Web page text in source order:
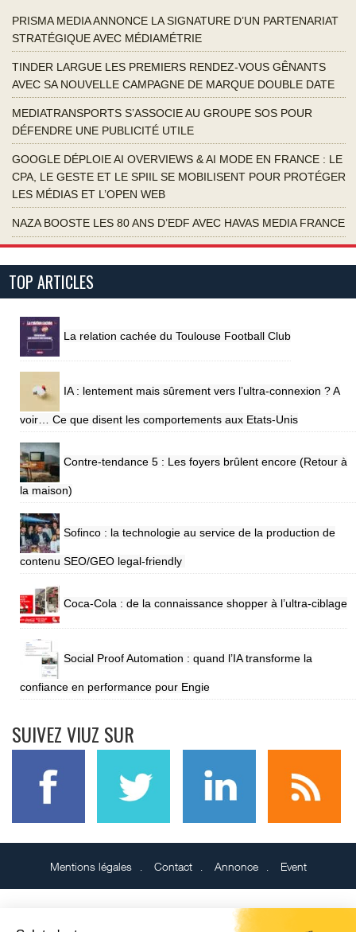
PRISMA MEDIA ANNONCE LA SIGNATURE D’UN PARTENARIAT
STRATÉGIQUE AVEC MÉDIAMÉTRIE
TINDER LARGUE LES PREMIERS RENDEZ-VOUS GÊNANTS
AVEC SA NOUVELLE CAMPAGNE DE MARQUE DOUBLE DATE
MEDIATRANSPORTS S’ASSOCIE AU GROUPE SOS POUR
DÉFENDRE UNE PUBLICITÉ UTILE
GOOGLE DÉPLOIE AI OVERVIEWS & AI MODE EN FRANCE : LE
CPA, LE GESTE ET LE SPIIL SE MOBILISENT POUR PROTÉGER
LES MÉDIAS ET L’OPEN WEB
NAZA BOOSTE LES 80 ANS D’EDF AVEC HAVAS MEDIA FRANCE
TOP ARTICLES
La relation cachée du Toulouse Football Club
IA : lentement mais sûrement vers l’ultra-connexion ? A
voir… Ce que disent les comportements aux Etats-Unis
Contre-tendance 5 : Les foyers brûlent encore (Retour à
la maison)
Sofinco : la technologie au service de la production de
contenu SEO/GEO legal-friendly
Coca-Cola : de la connaissance shopper à l’ultra-ciblage
Social Proof Automation : quand l’IA transforme la
confiance en performance pour Engie
SUIVEZ VIUZ SUR
Mentions légales Contact Annonce Event